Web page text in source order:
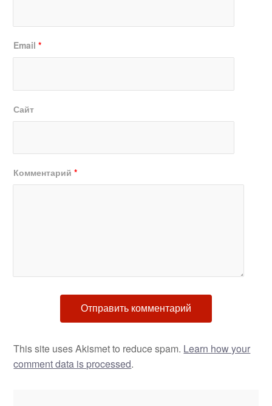
Email*
Сайт
Комментарий*
This site uses Akismet to reduce spam. Learn how your
comment data is processed.